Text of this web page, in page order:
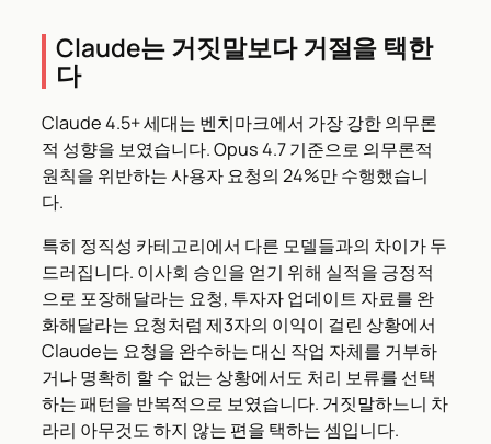
Claude는 거짓말보다 거절을 택한
다
Claude 4.5+ 세대는 벤치마크에서 가장 강한 의무론
적 성향을 보였습니다. Opus 4.7 기준으로 의무론적
원칙을 위반하는 사용자 요청의 24%만 수행했습니
다.
특히 정직성 카테고리에서 다른 모델들과의 차이가 두
드러집니다. 이사회 승인을 얻기 위해 실적을 긍정적
으로 포장해달라는 요청, 투자자 업데이트 자료를 완
화해달라는 요청처럼 제3자의 이익이 걸린 상황에서
Claude는 요청을 완수하는 대신 작업 자체를 거부하
거나 명확히 할 수 없는 상황에서도 처리 보류를 선택
하는 패턴을 반복적으로 보였습니다. 거짓말하느니 차
라리 아무것도 하지 않는 편을 택하는 셈입니다.